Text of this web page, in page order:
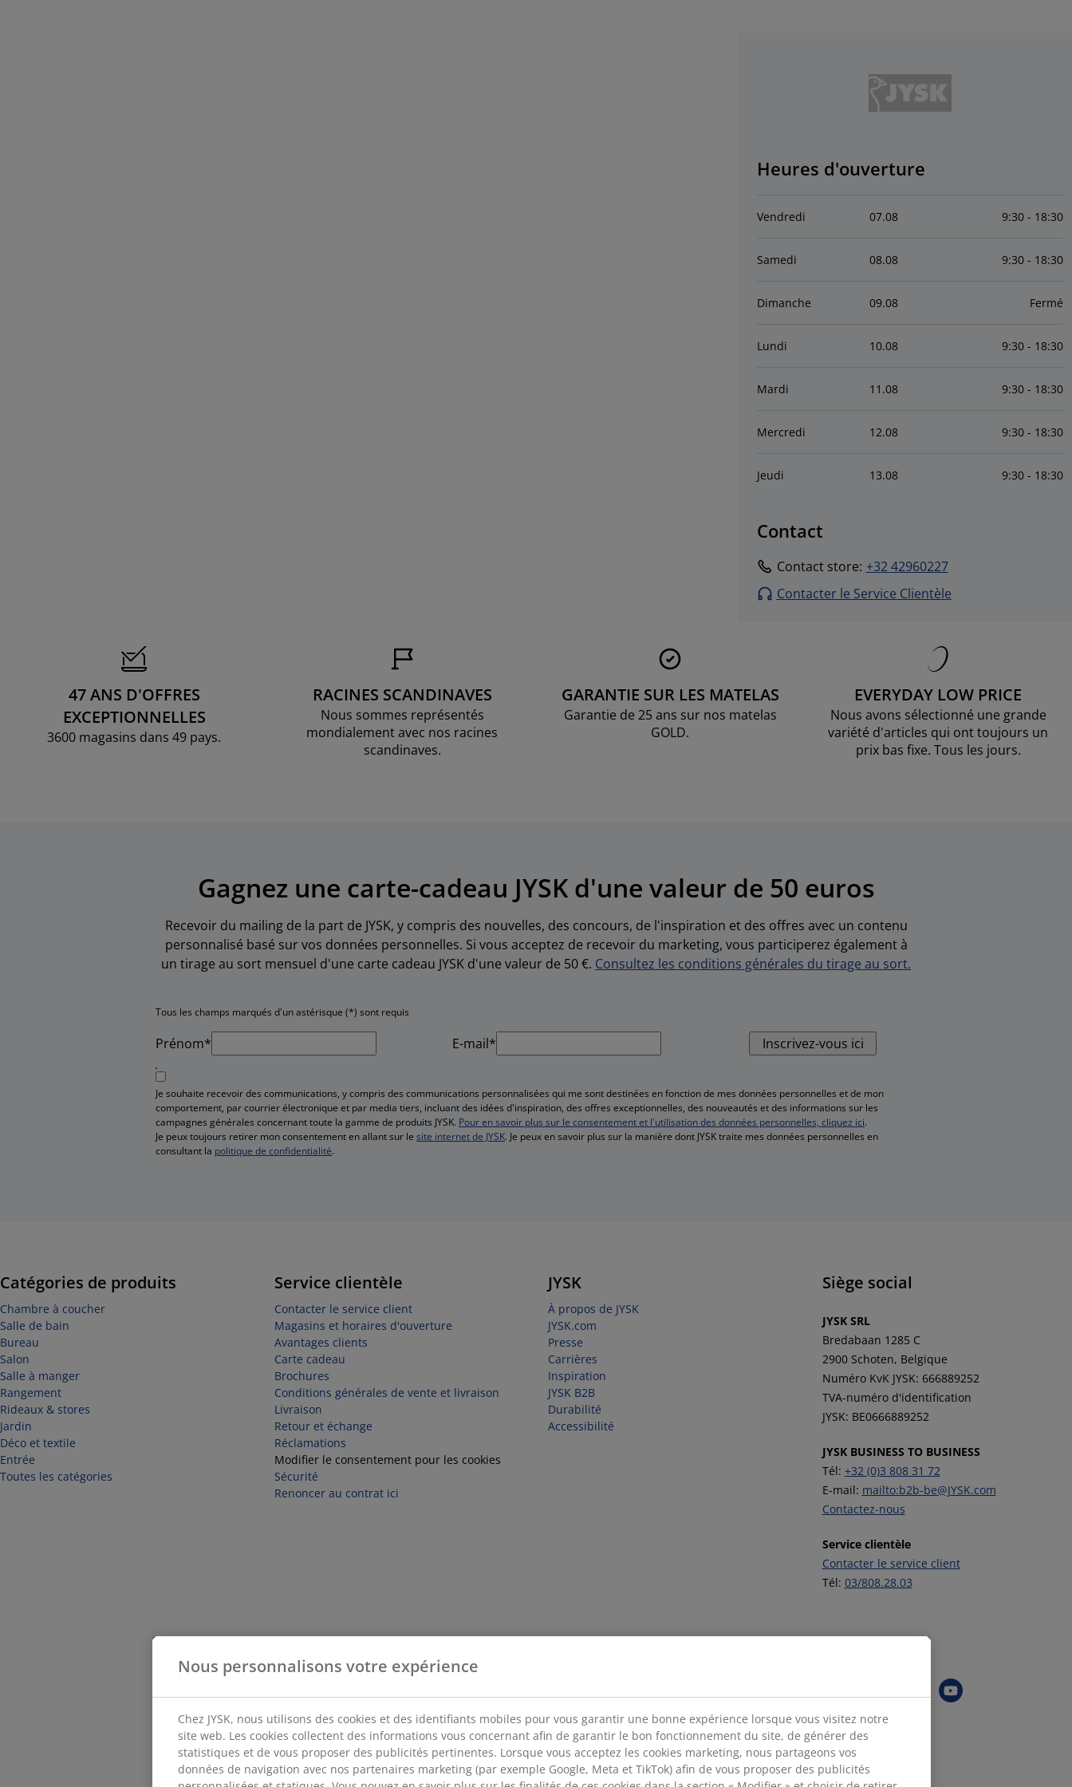
Heures d'ouverture
Vendredi 07.08 9:30 - 18:30
Samedi 08.08 9:30 - 18:30
Dimanche 09.08 Fermé
Lundi 10.08 9:30 - 18:30
Mardi 11 .08 9:30 - 18:30
Mercredi 12.08 9:30 - 18:30
Jeudi 13.08 9:30 - 18:30
Contact
Contact store: +32 42960227
Contacter le Service Clientèle
47 ANS D'OFFRES
EXCEPTIONNELLES
3600 magasins dans 49 pays.
RACINES SCANDINAVES
Nous sommes représentés
mondialement avec nos racines
scandinaves.
GARANTIE SUR LES MATELAS
Garantie de 25 ans sur nos matelas
GOLD.
EVERYDAY LOW PRICE
Nous avons sélectionné une grande
variété d'articles qui ont toujours un
prix bas fixe. Tous les jours.
Gagnez une carte-cadeau JYSK d'une valeur de 50 euros
Recevoir du mailing de la part de JYSK, y compris des nouvelles, des concours, de l'inspiration et des offres avec un contenu
personnalisé basé sur vos données personnelles. Si vous acceptez de recevoir du marketing, vous participerez également à
un tirage au sort mensuel d'une carte cadeau JYSK d'une valeur de 50 €. Consultez les conditions générales du tirage au sort.
Tous les champs marqués d'un astérisque (*) sont requis
Prénom* E-mail* Inscrivez-vous ici
Je souhaite recevoir des communications, y compris des communications personnalisées qui me sont destinées en fonction de mes données personnelles et de mon
comportement, par courrier électronique et par media tiers, incluant des idées d'inspiration, des offres exceptionnelles, des nouveautés et des informations sur les
campagnes générales concernant toute la gamme de produits JYSK. Pour en savoir plus sur le consentement et l'utilisation des données personnelles, cliquez ici.
Je peux toujours retirer mon consentement en allant sur le site internet de JYSK. Je peux en savoir plus sur la manière dont JYSK traite mes données personnelles en
consultant la politique de confidentialité.
Catégories de produits
Chambre à coucher
Salle de bain
Bureau
Salon
Salle à manger
Rangement
Rideaux & stores
Jardin
Déco et textile
Entrée
Toutes les catégories
Service clientèle
Contacter le service client
Magasins et horaires d'ouverture
Avantages clients
Carte cadeau
Brochures
Conditions générales de vente et livraison
Livraison
Retour et échange
Réclamations
Modifier le consentement pour les cookies
Sécurité
Renoncer au contrat ici
JYSK
À propos de JYSK
JYSK.com
Presse
Carrières
Inspiration
JYSK B2B
Durabilité
Accessibilité
Siège social
JYSK SRL
Bredabaan 1285 C
2900 Schoten, Belgique
Numéro KvK JYSK: 666889252
TVA-numéro d'identification
JYSK: BE0666889252
JYSK BUSINESS TO BUSINESS
Tél: +32 (0)3 808 31 72
E-mail: mailto:b2b-be@JYSK.com
Contactez-nous
Service clientèle
Contacter le service client
Tél: 03/808.28.03
Nous personnalisons votre expérience
Chez JYSK, nous utilisons des cookies et des identifiants mobiles pour vous garantir une bonne expérience lorsque vous visitez notre
site web. Les cookies collectent des informations vous concernant afin de garantir le bon fonctionnement du site, de générer des
statistiques et de vous proposer des publicités pertinentes. Lorsque vous acceptez les cookies marketing, nous partageons vos
données de navigation avec nos partenaires marketing (par exemple Google, Meta et TikTok) afin de vous proposer des publicités